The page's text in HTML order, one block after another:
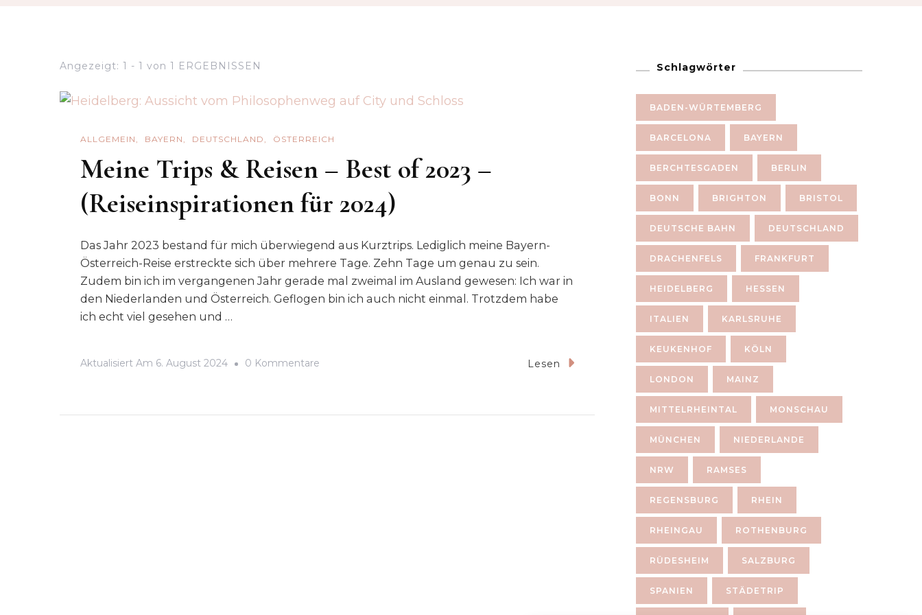
Angezeigt: 1 - 1 von 1 ERGEBNISSEN
ALLGEMEIN BAYERN DEUTSCHLAND ÖSTERREICH
Meine Trips & Reisen – Best of 2023 –
(Reiseinspirationen für 2024)
Das Jahr 2023 bestand für mich überwiegend aus Kurztrips. Lediglich meine Bayern-
Österreich-Reise erstreckte sich über mehrere Tage. Zehn Tage um genau zu sein.
Zudem bin ich im vergangenen Jahr gerade mal zweimal im Ausland gewesen: Ich war in
den Niederlanden und Österreich. Geflogen bin ich auch nicht einmal. Trotzdem habe
ich echt viel gesehen und …
Aktualisiert Am 6. August 2024 0 Kommentare Lesen
Schlagwörter
BADEN-WÜRTEMBERG
BARCELONA BAYERN
BERCHTESGADEN BERLIN
BONN BRIGHTON BRISTOL
DEUTSCHE BAHN DEUTSCHLAND
DRACHENFELS FRANKFURT
HEIDELBERG HESSEN
ITALIEN KARLSRUHE
KEUKENHOF KÖLN
LONDON MAINZ
MITTELRHEINTAL MONSCHAU
MÜNCHEN NIEDERLANDE
NRW RAMSES
REGENSBURG RHEIN
RHEINGAU ROTHENBURG
RÜDESHEIM SALZBURG
SPANIEN STÄDETRIP